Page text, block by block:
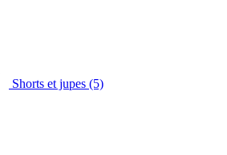
Shorts et jupes (5)